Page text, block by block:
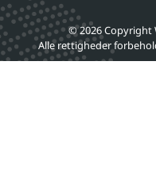
© 2026 Copyright
Alle rettigheder